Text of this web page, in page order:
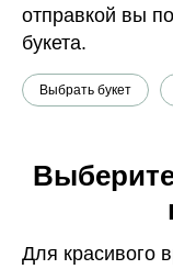
отправкой вы
букета.
Выбрать букет
Для красивого